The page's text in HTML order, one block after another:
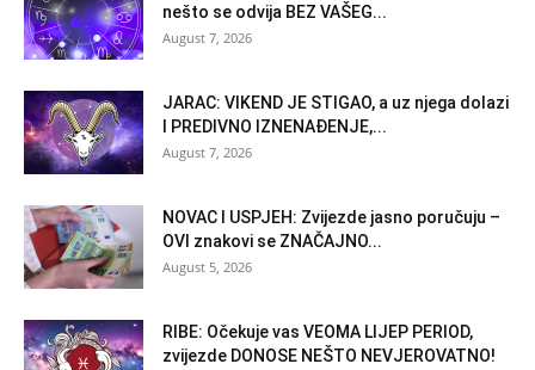
nešto se odvija BEZ VAŠEG...
August 7, 2026
JARAC: VIKEND JE STIGAO, a uz njega dolazi
I PREDIVNO IZNENAĐENJE,...
August 7, 2026
NOVAC I USPJEH: Zvijezde jasno poručuju –
OVI znakovi se ZNAČAJNO...
August 5, 2026
RIBE: Očekuje vas VEOMA LIJEP PERIOD,
zvijezde DONOSE NEŠTO NEVJEROVATNO!